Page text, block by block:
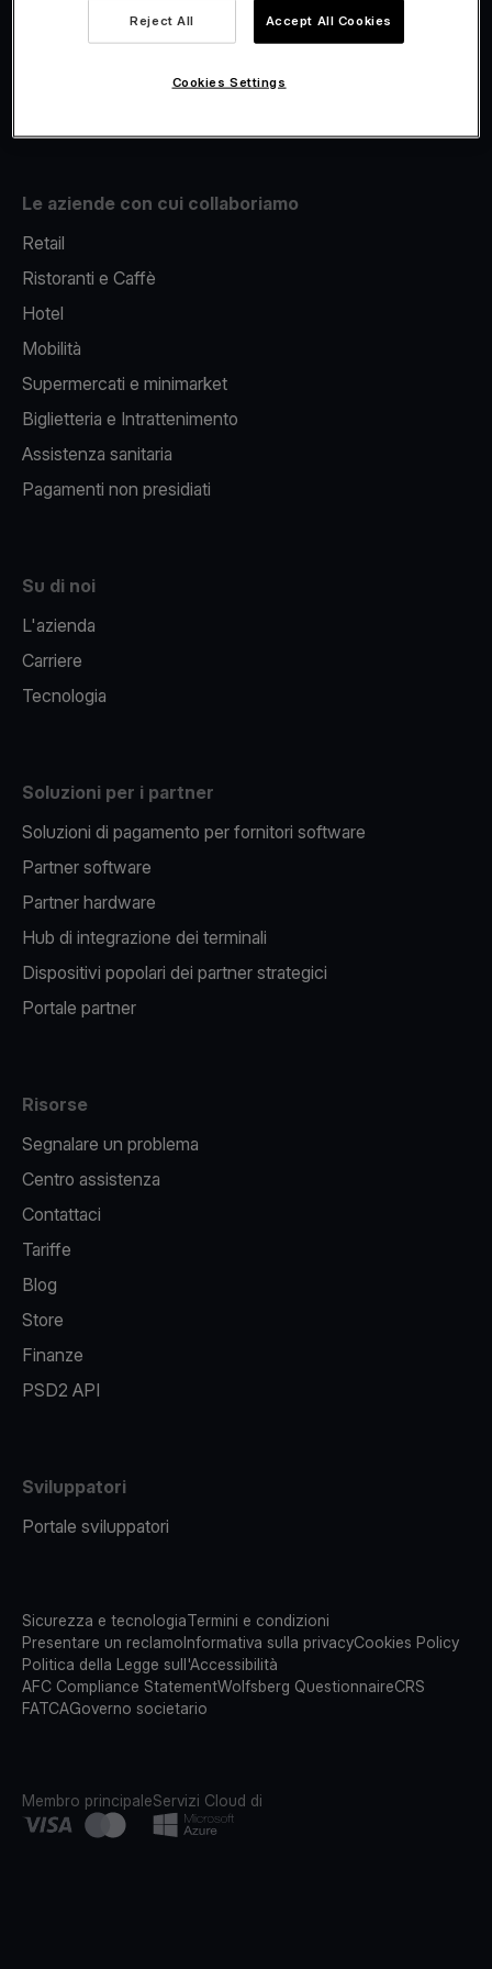
Fiscalizzazione
Le aziende con cui collaboriamo
Retail
Ristoranti e Caffè
Hotel
Mobilità
Supermercati e minimarket
Biglietteria e Intrattenimento
Assistenza sanitaria
Pagamenti non presidiati
Su di noi
L'azienda
Carriere
Tecnologia
Soluzioni per i partner
Soluzioni di pagamento per fornitori software
Partner software
Partner hardware
Hub di integrazione dei terminali
Dispositivi popolari dei partner strategici
Portale partner
Risorse
Segnalare un problema
Centro assistenza
Contattaci
Tariffe
Blog
Store
Finanze
PSD2 API
Sviluppatori
Portale sviluppatori
Sicurezza e tecnologiaTermini e condizioni
Presentare un reclamoInformativa sulla privacyCookies Policy
Politica della Legge sull'Accessibilità
AFC Compliance StatementWolfsberg QuestionnaireCRS
FATCAGoverno societario
Membro principaleServizi Cloud di
Reject All Accept All Cookies
Cookies Settings